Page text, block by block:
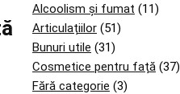
Alcoolism și fumat (11)
Articulațiilor (51)
Bunuri utile (31)
Cosmetice pentru față (37)
Fără categorie (3)